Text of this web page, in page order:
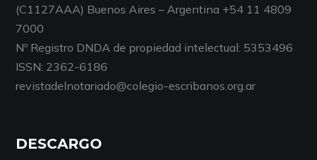
(C1127AAA) Buenos Aires – Argentina +54 11 4809
7000
Nº Registro DNDA de propiedad intelectual: 5353496
ISSN: 2362-6186
revistadelnotariado@colegio-escribanos.org.ar
DESCARGO